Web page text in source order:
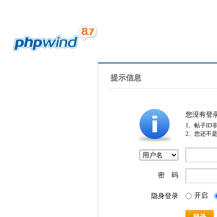
提示信息
您没有登
1、帖子ID
2、您还不
密 码
隐身登录 开启